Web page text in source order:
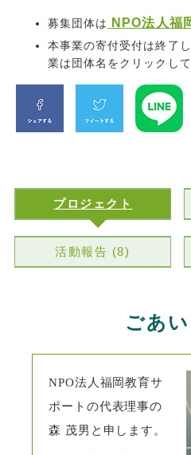
募集団体は NPO法人福
本事業の寄付受付は終了
業は団体名をクリックして
プロジェクト
活動報告 (8)
ごあ
NPO法人福岡教育サ
ポートの代表理事の
森 茂男と申します。